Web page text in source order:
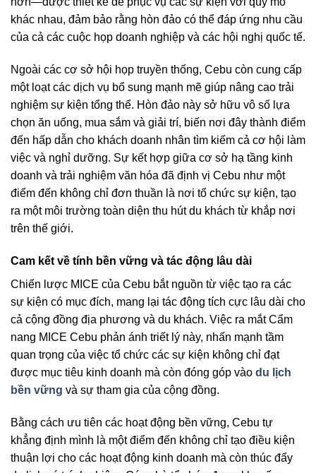
khác nhau, đảm bảo rằng hòn đảo có thể đáp ứng nhu cầu
của cả các cuộc họp doanh nghiệp và các hội nghị quốc tế.
Ngoài các cơ sở hội họp truyền thống, Cebu còn cung cấp
một loạt các dịch vụ bổ sung mạnh mẽ giúp nâng cao trải
nghiệm sự kiện tổng thể. Hòn đảo này sở hữu vô số lựa
chọn ăn uống, mua sắm và giải trí, biến nơi đây thành điểm
đến hấp dẫn cho khách doanh nhân tìm kiếm cả cơ hội làm
việc và nghỉ dưỡng. Sự kết hợp giữa cơ sở hạ tầng kinh
doanh và trải nghiệm văn hóa đã định vị Cebu như một
điểm đến không chỉ đơn thuần là nơi tổ chức sự kiện, tạo
ra một môi trường toàn diện thu hút du khách từ khắp nơi
trên thế giới.
Cam kết về tính bền vững và tác động lâu dài
Chiến lược MICE của Cebu bắt nguồn từ việc tạo ra các
sự kiện có mục đích, mang lại tác động tích cực lâu dài cho
cả cộng đồng địa phương và du khách. Việc ra mắt Cẩm
nang MICE Cebu phản ánh triết lý này, nhấn mạnh tầm
quan trọng của việc tổ chức các sự kiện không chỉ đạt
được mục tiêu kinh doanh mà còn đóng góp vào du lịch
bền vững và sự tham gia của cộng đồng.
Bằng cách ưu tiên các hoạt động bền vững, Cebu tự
khẳng định mình là một điểm đến không chỉ tạo điều kiện
thuận lợi cho các hoạt động kinh doanh mà còn thúc đẩy